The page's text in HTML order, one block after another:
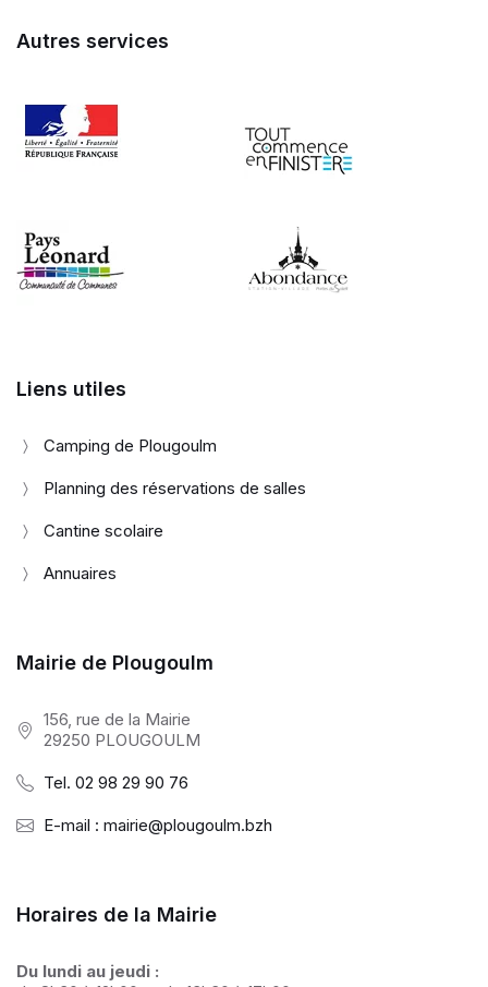
Autres services
Liens utiles
Camping de Plougoulm
Planning des réservations de salles
Cantine scolaire
Annuaires
Mairie de Plougoulm
156, rue de la Mairie
29250 PLOUGOULM
Tel. 02 98 29 90 76
E-mail : mairie@plougoulm.bzh
Horaires de la Mairie
Du lundi au jeudi :